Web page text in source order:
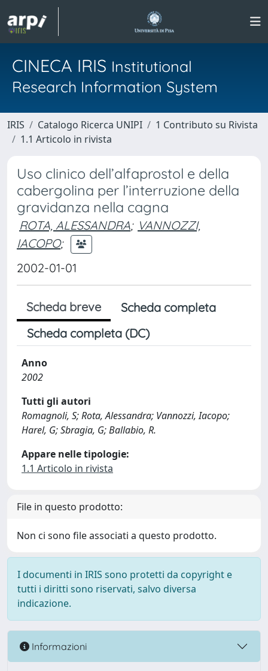
CINECA IRIS Institutional
Research Information System
IRIS Catalogo Ricerca UNIPI
1 Contributo su Rivista
1.1 Articolo in rivista
Uso clinico dell’alfaprostol e della
cabergolina per l’interruzione della
gravidanza nella cagna
ROTA, ALESSANDRA; VANNOZZI,
IACOPO;
2002-01-01
Scheda breve
Scheda completa
Scheda completa (DC)
Anno
2002
Tutti gli autori
Romagnoli, S; Rota, Alessandra; Vannozzi, Iacopo;
Harel, G; Sbragia, G; Ballabio, R.
Appare nelle tipologie:
1.1 Articolo in rivista
File in questo prodotto:
Non ci sono file associati a questo prodotto.
I documenti in IRIS sono protetti da copyright e
tutti i diritti sono riservati, salvo diversa
indicazione.
Informazioni